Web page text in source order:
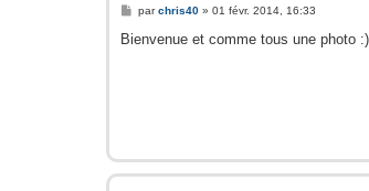
M
s
parchris40» 01 févr. 2014, 16:33
Bienvenue et comme tous une photo